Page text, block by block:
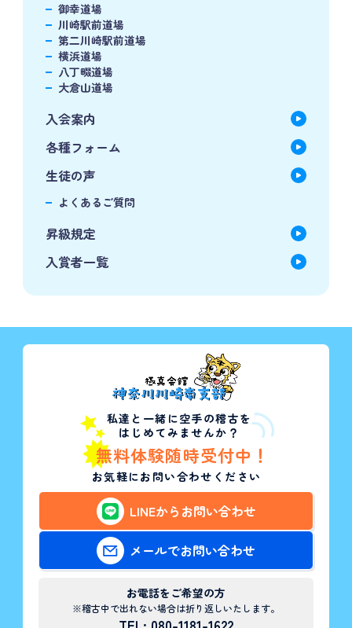
御幸道場
川崎駅前道場
第二川崎駅前道場
横浜道場
八丁畷道場
大倉山道場
入会案内
各種フォーム
生徒の声
よくあるご質問
昇級規定
入賞者一覧
私達と一緒に空手の稽古を
はじめてみませんか？
無料体験随時受付中！
お気軽にお問い合わせください
LINEからお問い合わせ
メールでお問い合わせ
お電話をご希望の方
※稽古中で出れない場合は折り返しいたします。